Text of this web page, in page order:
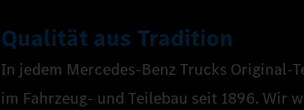
Qualität aus Tradition
In jedem Mercedes‑Benz Trucks Original-
im Fahrzeug- und Teilebau seit 1896. Wir